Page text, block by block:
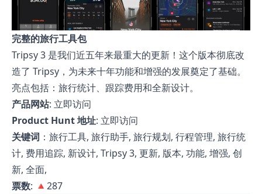
完整的旅行工具包
Tripsy 3 是我们近五年来最重大的更新！这个版本彻底改
造了 Tripsy，为未来十年功能和增强的发展奠定了基础。
亮点包括：旅行统计、跟踪费用和全新设计。
产品网站: 立即访问
Product Hunt 地址: 立即访问
关键词 ：旅行工具, 旅行助手, 旅行规划, 行程管理, 旅行统
计, 费用追踪, 新设计, Tripsy 3, 更新, 版本, 功能, 增强, 创
新, 全面,
票数: 🔺287